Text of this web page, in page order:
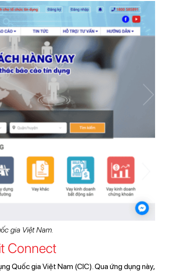
gia Việt Nam.
Connect
Quốc gia Việt Nam (CIC). Qua ứng dụng này,